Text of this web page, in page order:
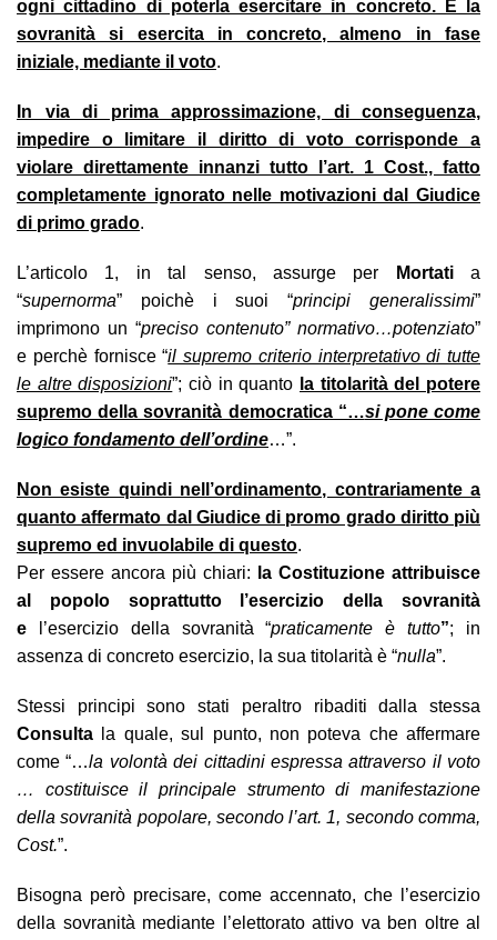
ogni cittadino di poterla esercitare in concreto. E la
sovranità si esercita in concreto, almeno in fase
iniziale, mediante il voto.
In via di prima approssimazione, di conseguenza,
impedire o limitare il diritto di voto corrisponde a
violare direttamente innanzi tutto l’art. 1 Cost., fatto
completamente ignorato nelle motivazioni dal Giudice
di primo grado.
L’articolo 1, in tal senso, assurge per Mortati a
“supernorma” poichè i suoi “principi generalissimi”
imprimono un “preciso contenuto” normativo…potenziato”
e perchè fornisce “il supremo criterio interpretativo di tutte
le altre disposizioni”; ciò in quanto la titolarità del potere
supremo della sovranità democratica “…si pone come
logico fondamento dell’ordine…”.
Non esiste quindi nell’ordinamento, contrariamente a
quanto affermato dal Giudice di promo grado diritto più
supremo ed invuolabile di questo.
Per essere ancora più chiari:
la Costituzione attribuisce
al popolo soprattutto l’esercizio della sovranità
e
l’esercizio della sovranità “praticamente è tutto”; in
assenza di concreto esercizio, la sua titolarità è “nulla”.
Stessi principi sono stati peraltro ribaditi dalla stessa
Consulta
la quale, sul punto, non poteva che affermare
come “…la volontà dei cittadini espressa attraverso il voto
… costituisce il principale strumento di manifestazione
della sovranità popolare, secondo l’art. 1, secondo comma,
Cost.”.
Bisogna però precisare, come accennato, che l’esercizio
della sovranità mediante l’elettorato attivo va ben oltre al